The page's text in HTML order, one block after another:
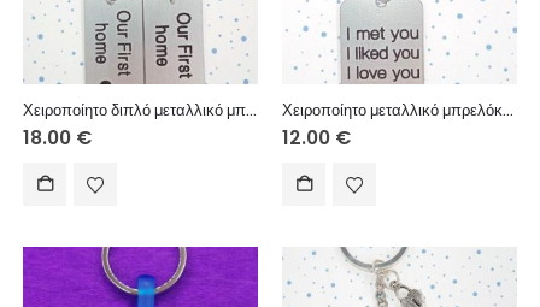
Χειροποίητο διπλό μεταλλικό μπρελόκ με μεταλλικά στοιχεία.
18.00 €
Χειροποίητο μεταλλικό μπρελόκ με μεταλλικό στοιχείο, χειροποίητη φούντα.
12.00 €